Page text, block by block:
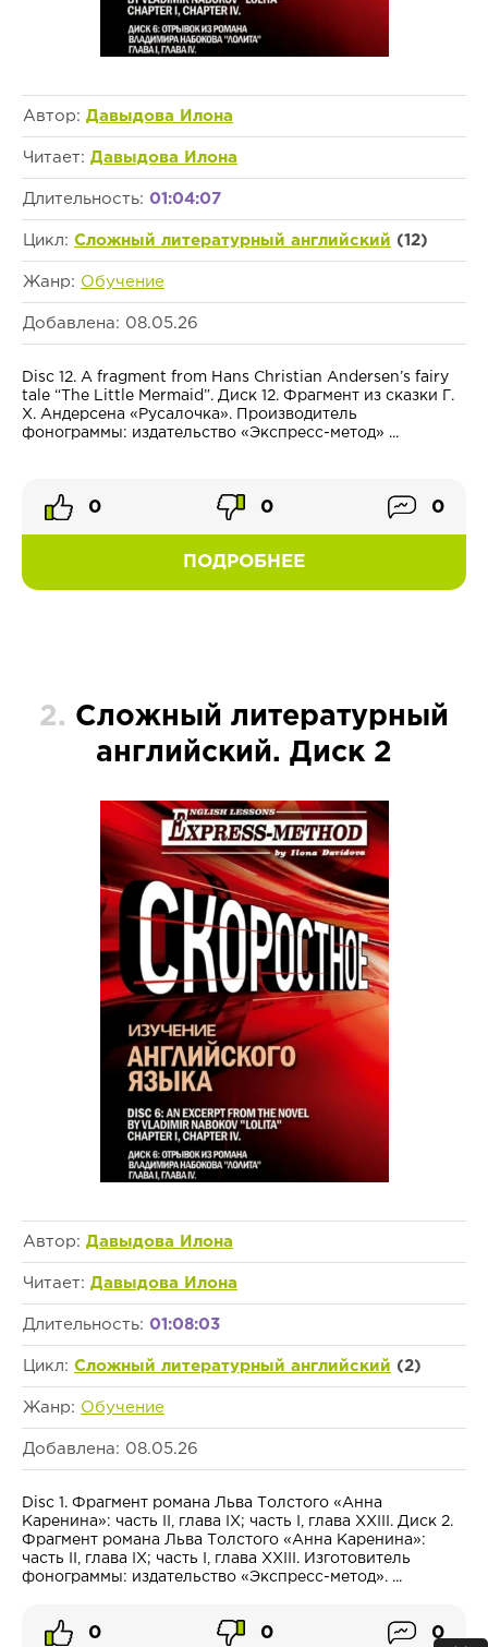
Автор: Давыдова Илона
Читает: Давыдова Илона
Длительность: 01:04:07
Цикл: Сложный литературный английский (12)
Жанр: Обучение
Добавлена: 08.05.26
Disc 12. A fragment from Hans Christian Andersen’s fairy
tale “The Little Mermaid”. Диск 12. Фрагмент из сказки Г.
Х. Андерсена «Русалочка». Производитель
фонограммы: издательство «Экспресс-метод» ...
ПОДРОБНЕЕ
0 0 0
2. Сложный литературный
английский. Диск 2
Автор: Давыдова Илона
Читает: Давыдова Илона
Длительность: 01:08:03
Цикл: Сложный литературный английский (2)
Жанр: Обучение
Добавлена: 08.05.26
Disc 1. Фрагмент романа Льва Толстого «Анна
Каренина»: часть II, глава IX; часть I, глава XXIII. Диск 2.
Фрагмент романа Льва Толстого «Анна Каренина»:
часть II, глава IX; часть I, глава XXIII. Изготовитель
фонограммы: издательство «Экспресс-метод». ...
0 0 0